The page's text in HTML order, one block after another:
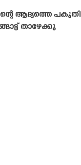
ആദ്യത്തെ പകുതി
താഴേക്കു